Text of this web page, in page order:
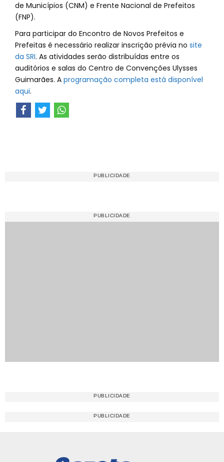
de Municípios (CNM) e Frente Nacional de Prefeitos
(FNP).
Para participar do Encontro de Novos Prefeitos e
Prefeitas é necessário realizar inscrição prévia no site
da SRI. As atividades serão distribuídas entre os
auditórios e salas do Centro de Convenções Ulysses
Guimarães. A programação completa está disponível
aqui.